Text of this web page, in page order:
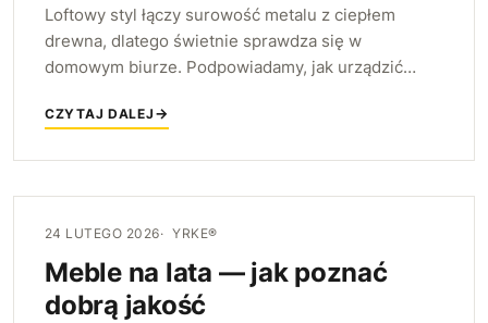
Loftowy styl łączy surowość metalu z ciepłem
drewna, dlatego świetnie sprawdza się w
domowym biurze. Podpowiadamy, jak urządzić
meble YRKE do niego pasują.
CZYTAJ DALEJ
24 LUTEGO 2026 YRKE®
Meble na lata — jak poznać
dobrą jakość